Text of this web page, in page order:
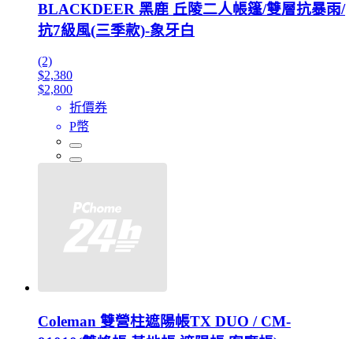
BLACKDEER 黑鹿 丘陵二人帳篷/雙層抗暴雨/
抗7級風(三季款)-象牙白
(2)
$2,380
$2,800
折價券
P幣
Coleman 雙營柱遮陽帳TX DUO / CM-